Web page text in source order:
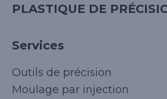
PLASTIQUE DE
Services
Outils de précision
Moulage par injection